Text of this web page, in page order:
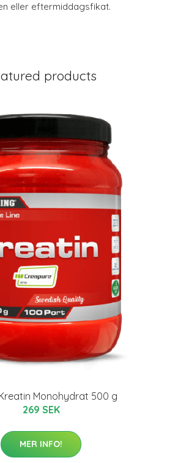
eller eftermiddagsfikat.
products
Monohydrat 500 g
269 SEK
MER INFO!